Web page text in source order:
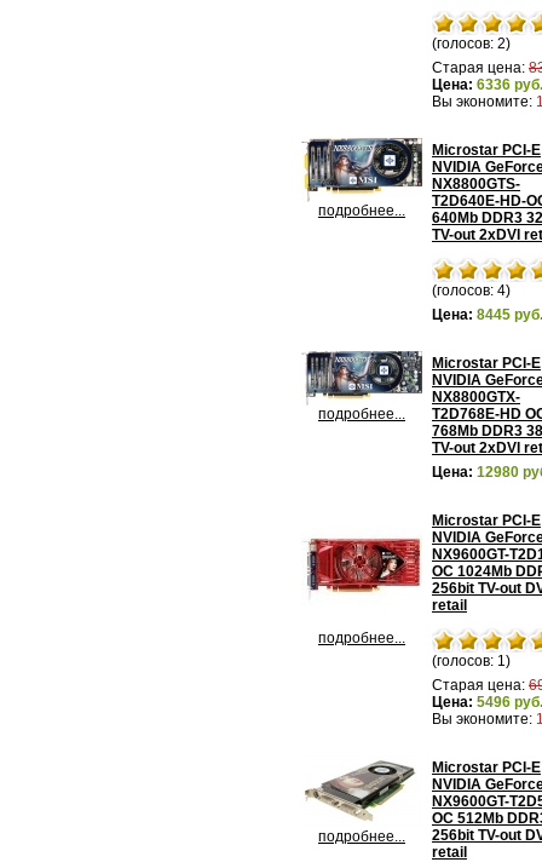
(голосов: 2)
Старая цена:
Цена: 6336 руб.
Вы экономите:
подробнее...
Microstar PCI-E
NVIDIA
NX8800GTS-
T2D640E-HD-
640Mb DDR3
TV-out 2xDVI
(голосов: 4)
Цена: 8445 руб.
подробнее...
Microstar PCI-E
NVIDIA
NX8800GTX-
T2D768E-HD
768Mb DDR3
TV-out 2xDVI
Цена: 12980
подробнее...
Microstar PCI-E
NVIDIA
NX9600GT-
OC 1024Mb
256bit TV-out
retail
(голосов: 1)
Старая цена:
Цена: 5496 руб.
Вы экономите:
подробнее...
Microstar PCI-E
NVIDIA
NX9600GT-
OC 512Mb
256bit TV-out
retail